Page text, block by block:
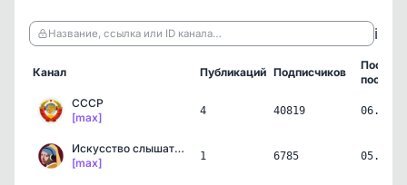
Название, ссылка или ID канала… ℹ️
Канал Публикаций Подписчиков
пост
СССР
[max]
4 40819
Искусство слышать | Карт…
[max]
1 6785